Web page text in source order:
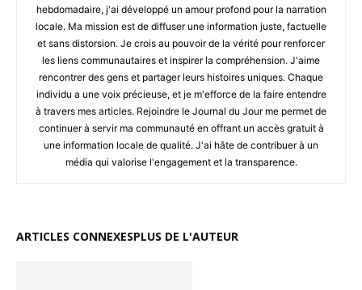
hebdomadaire, j'ai développé un amour profond pour la narration
locale. Ma mission est de diffuser une information juste, factuelle
et sans distorsion. Je crois au pouvoir de la vérité pour renforcer
les liens communautaires et inspirer la compréhension. J'aime
rencontrer des gens et partager leurs histoires uniques. Chaque
individu a une voix précieuse, et je m'efforce de la faire entendre
à travers mes articles. Rejoindre le Journal du Jour me permet de
continuer à servir ma communauté en offrant un accès gratuit à
une information locale de qualité. J'ai hâte de contribuer à un
média qui valorise l'engagement et la transparence.
ARTICLES CONNEXESPLUS DE L'AUTEUR